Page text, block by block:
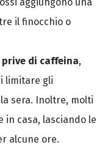
il finocchio o
prive di caffeina,
limitare gli
sera. Inoltre, molti
casa, lasciando le
alcune ore.